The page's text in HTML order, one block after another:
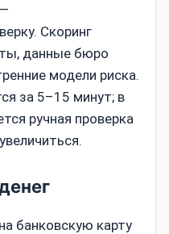
Скоринг
данные бюро
модели риска.
за 5–15 минут; в
ручная проверка
банковскую карту